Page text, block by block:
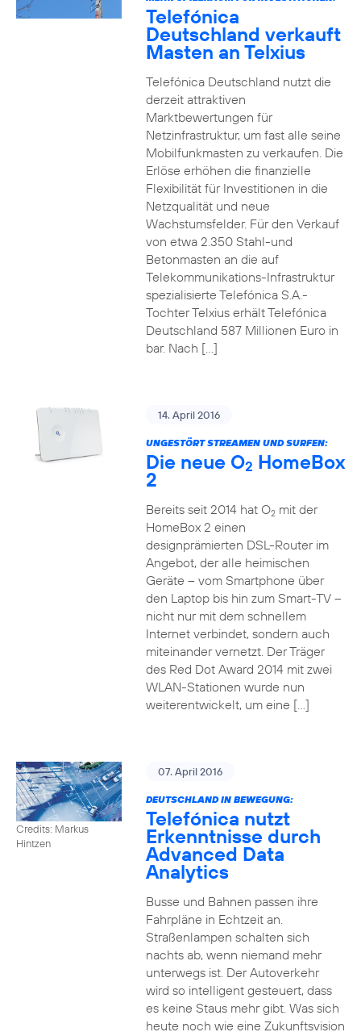
Telefónica
Deutschland verkauft
Masten an Telxius
Telefónica Deutschland nutzt die
derzeit attraktiven
Marktbewertungen für
Netzinfrastruktur, um fast alle seine
Mobilfunkmasten zu verkaufen. Die
Erlöse erhöhen die finanzielle
Flexibilität für Investitionen in die
Netzqualität und neue
Wachstumsfelder. Für den Verkauf
von etwa 2.350 Stahl-und
Betonmasten an die auf
Telekommunikations-Infrastruktur
spezialisierte Telefónica S.A.-
Tochter Telxius erhält Telefónica
Deutschland 587 Millionen Euro in
bar. Nach […]
14. April 2016
UNGESTÖRT STREAMEN UND SURFEN:
Die neue O2 HomeBox
2
Bereits seit 2014 hat O2mit der
HomeBox 2 einen
designprämierten DSL-Router im
Angebot, der alle heimischen
Geräte – vom Smartphone über
den Laptop bis hin zum Smart-TV –
nicht nur mit dem schnellem
Internet verbindet, sondern auch
miteinander vernetzt. Der Träger
des Red Dot Award 2014 mit zwei
WLAN-Stationen wurde nun
weiterentwickelt, um eine […]
Credits: Markus
Hintzen
07. April 2016
DEUTSCHLAND IN BEWEGUNG:
Telefónica nutzt
Erkenntnisse durch
Advanced Data
Analytics
Busse und Bahnen passen ihre
Fahrpläne in Echtzeit an.
Straßenlampen schalten sich
nachts ab, wenn niemand mehr
unterwegs ist. Der Autoverkehr
wird so intelligent gesteuert, dass
es keine Staus mehr gibt. Was sich
heute noch wie eine Zukunftsvision